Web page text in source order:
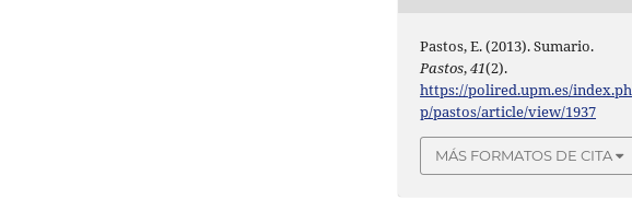
Pastos, E. (2013). Sumario.
Pastos,41(2).
https://polired.upm.es/index.ph
p/pastos/article/view/1937
MÁS FORMATOS DE CITA